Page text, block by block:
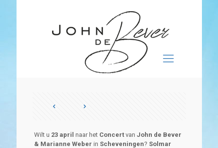
Wilt u 23 april naar het Concertvan John de Bever
& Marianne Weber in Scheveningen? Solmar